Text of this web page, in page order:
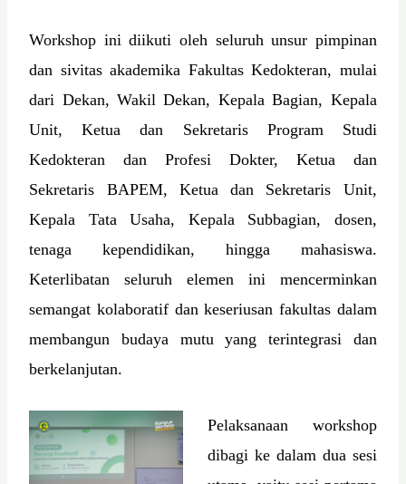
Workshop ini diikuti oleh seluruh unsur pimpinan
dan sivitas akademika Fakultas Kedokteran, mulai
dari Dekan, Wakil Dekan, Kepala Bagian, Kepala
Unit, Ketua dan Sekretaris Program Studi
Kedokteran dan Profesi Dokter, Ketua dan
Sekretaris BAPEM, Ketua dan Sekretaris Unit,
Kepala Tata Usaha, Kepala Subbagian, dosen,
tenaga kependidikan, hingga mahasiswa.
Keterlibatan seluruh elemen ini mencerminkan
semangat kolaboratif dan keseriusan fakultas dalam
membangun budaya mutu yang terintegrasi dan
berkelanjutan.
Pelaksanaan workshop
dibagi ke dalam dua sesi